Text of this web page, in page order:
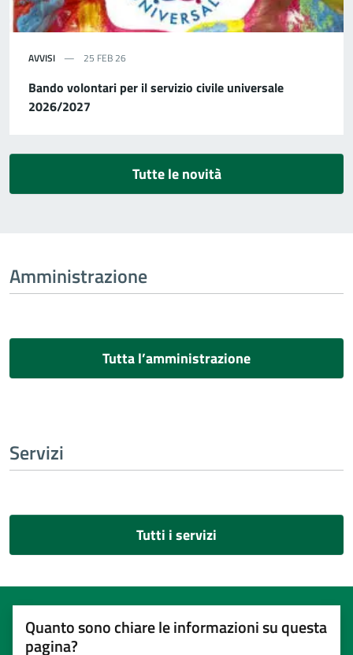
AVVISI 25 FEB 26
Bando volontari per il servizio civile universale
2026/2027
Tutte le novità
Amministrazione
Tutta l’amministrazione
Servizi
Tutti i servizi
Quanto sono chiare le informazioni su questa
pagina?